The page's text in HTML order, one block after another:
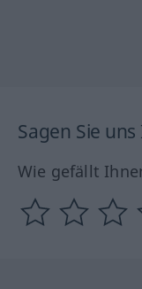
Sagen Sie
Wie gefällt